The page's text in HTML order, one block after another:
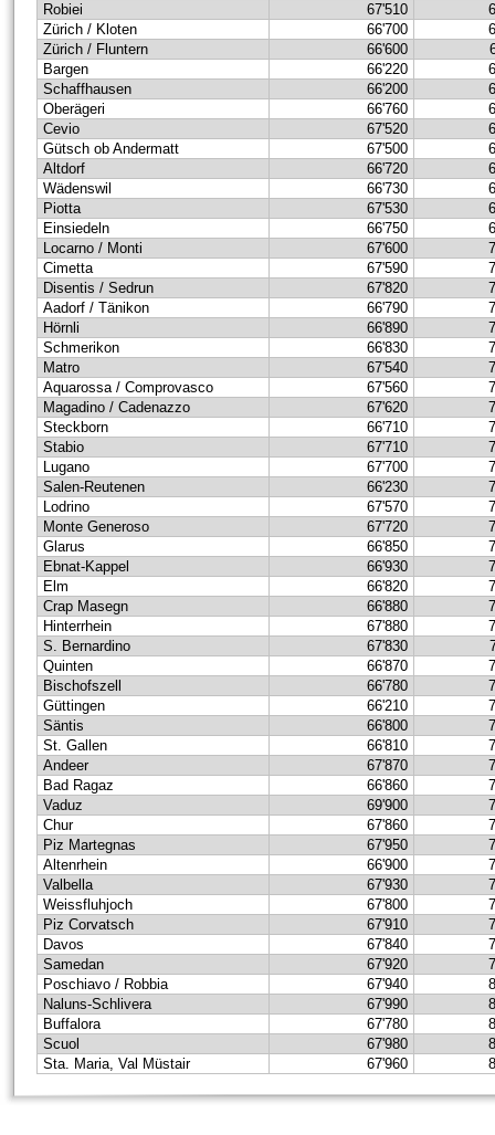
Robiei
67'510
Zürich / Kloten
66'700
Zürich / Fluntern
66'600
Bargen
66'220
Schaffhausen
66'200
Oberägeri
66'760
Cevio
67'520
Gütsch ob Andermatt
67'500
Altdorf
66'720
Wädenswil
66'730
Piotta
67'530
Einsiedeln
66'750
Locarno / Monti
67'600
Cimetta
67'590
Disentis / Sedrun
67'820
Aadorf / Tänikon
66'790
Hörnli
66'890
Schmerikon
66'830
Matro
67'540
Aquarossa / Comprovasco
67'560
Magadino / Cadenazzo
67'620
Steckborn
66'710
Stabio
67'710
Lugano
67'700
Salen-Reutenen
66'230
Lodrino
67'570
Monte Generoso
67'720
Glarus
66'850
Ebnat-Kappel
66'930
Elm
66'820
Crap Masegn
66'880
Hinterrhein
67'880
S. Bernardino
67'830
Quinten
66'870
Bischofszell
66'780
Güttingen
66'210
Säntis
66'800
St. Gallen
66'810
Andeer
67'870
Bad Ragaz
66'860
Vaduz
69'900
Chur
67'860
Piz Martegnas
67'950
Altenrhein
66'900
Valbella
67'930
Weissfluhjoch
67'800
Piz Corvatsch
67'910
Davos
67'840
Samedan
67'920
Poschiavo / Robbia
67'940
Naluns-Schlivera
67'990
Buffalora
67'780
Scuol
67'980
Sta. Maria, Val Müstair
67'960